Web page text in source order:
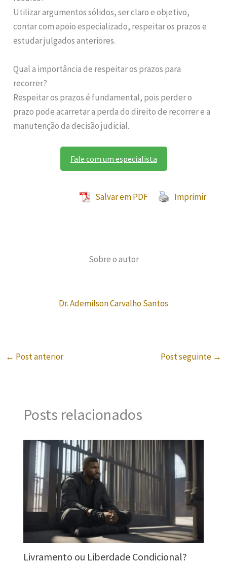
Utilizar argumentos sólidos, ser claro e objetivo,
contar com apoio especializado, respeitar os prazos e
estudar julgados anteriores.
Qual a importância de respeitar os prazos para
recorrer?
Respeitar os prazos é fundamental, pois perder o
prazo pode acarretar a perda do direito de recorrer e a
manutenção da decisão judicial.
Fale com um especialista
Salvar em PDF Imprimir
Sobre o autor
Dr. Ademilson Carvalho Santos
← Post anterior Post seguinte →
Posts relacionados
Livramento ou Liberdade Condicional?